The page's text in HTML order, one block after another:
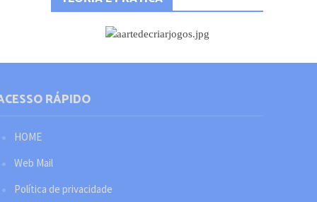
RÁPIDO
HOME
Web Mail
Política de privacidade